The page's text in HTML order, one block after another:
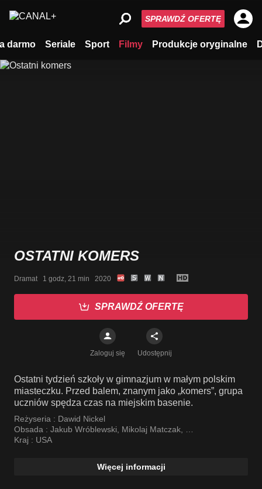
darmo Seriale Sport Filmy Produkcje oryginalne
SPRAWDŹ OFERTĘ
OSTATNI KOMERS
Dramat   1 godz, 21 min   2020
SPRAWDŹ OFERTĘ
Zaloguj się Udostępnij
Ostatni tydzień szkoły w gimnazjum w małym polskim
miasteczku. Przed balem, znanym jako „komers”, grupa
uczniów spędza czas na miejskim basenie.
Reżyseria : Dawid Nickel
Obsada : Jakub Wróblewski Mikolaj Matczak
Sandra Drzymalska
Kraj : USA
Więcej informacji